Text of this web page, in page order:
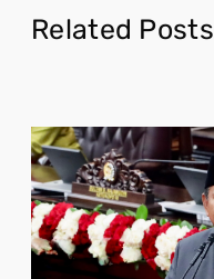
Related Posts